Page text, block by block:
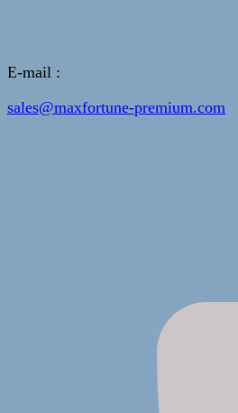
E-mail :
sales@maxfortune-premium.com